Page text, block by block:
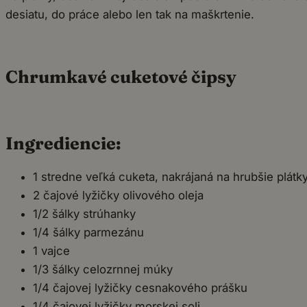
desiatu, do práce alebo len tak na maškrtenie.
Chrumkavé cuketové čipsy
Ingrediencie:
1 stredne veľká cuketa, nakrájaná na hrubšie
2 čajové lyžičky olivového oleja
1/2 šálky strúhanky
1/4 šálky parmezánu
1 vajce
1/3 šálky celozrnnej múky
1/4 čajovej lyžičky cesnakového prášku